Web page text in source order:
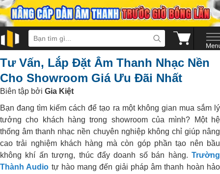
Tư Vấn, Lắp Đặt Âm Thanh Nhạc Nền
Cho Showroom Giá Ưu Đãi Nhất
Biên tập bởi Gia Kiệt
Bạn đang tìm kiếm cách để tạo ra một không gian mua sắm lý
tưởng cho khách hàng trong showroom của mình? Một hệ
thống âm thanh nhạc nền chuyên nghiệp không chỉ giúp nâng
cao trải nghiệm khách hàng mà còn góp phần tạo nên bầu
không khí ấn tượng, thúc đẩy doanh số bán hàng. Trường
Thành Audio tự hào mang đến giải pháp âm thanh hoàn hảo